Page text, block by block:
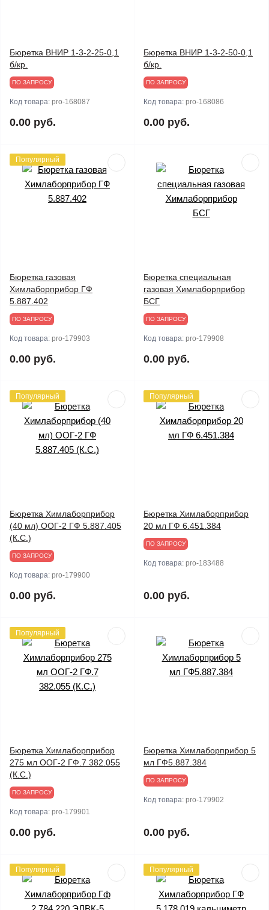
Бюретка ВНИР 1-3-2-25-0,1
б/кр.
ПО ЗАПРОСУ
Код товара: pro-168087
0.00 руб.
Бюретка ВНИР 1-3-2-50-0,1
б/кр.
ПО ЗАПРОСУ
Код товара: pro-168086
0.00 руб.
Популярный
Бюретка газовая
Химлаборприбор ГФ
5.887.402
ПО ЗАПРОСУ
Код товара: pro-179903
0.00 руб.
Бюретка специальная
газовая Химлаборприбор
БСГ
ПО ЗАПРОСУ
Код товара: pro-179908
0.00 руб.
Популярный
Бюретка Химлаборприбор
(40 мл) ООГ-2 ГФ 5.887.405
(К.С.)
ПО ЗАПРОСУ
Код товара: pro-179900
0.00 руб.
Популярный
Бюретка Химлаборприбор
20 мл ГФ 6.451.384
ПО ЗАПРОСУ
Код товара: pro-183488
0.00 руб.
Популярный
Бюретка Химлаборприбор
275 мл ООГ-2 ГФ.7 382.055
(К.С.)
ПО ЗАПРОСУ
Код товара: pro-179901
0.00 руб.
Бюретка Химлаборприбор 5
мл ГФ5.887.384
ПО ЗАПРОСУ
Код товара: pro-179902
0.00 руб.
Популярный Популярный